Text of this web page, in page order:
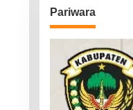
Pariwara